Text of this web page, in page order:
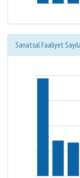
Sanatsal Faaliyet